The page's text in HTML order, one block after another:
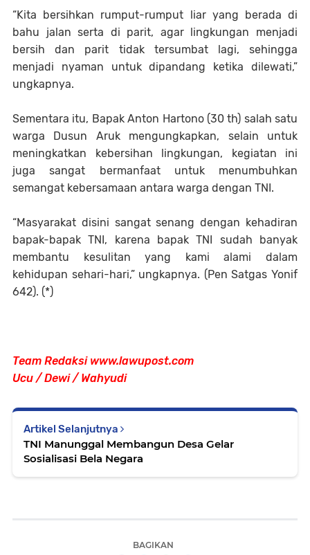
“Kita bersihkan rumput-rumput liar yang berada di
bahu jalan serta di parit, agar lingkungan menjadi
bersih dan parit tidak tersumbat lagi, sehingga
menjadi nyaman untuk dipandang ketika dilewati,”
ungkapnya.
Sementara itu, Bapak Anton Hartono (30 th) salah satu
warga Dusun Aruk mengungkapkan, selain untuk
meningkatkan kebersihan lingkungan, kegiatan ini
juga sangat bermanfaat untuk menumbuhkan
semangat kebersamaan antara warga dengan TNI.
“Masyarakat disini sangat senang dengan kehadiran
bapak-bapak TNI, karena bapak TNI sudah banyak
membantu kesulitan yang kami alami dalam
kehidupan sehari-hari,” ungkapnya. (Pen Satgas Yonif
642). (*)
Team Redaksi www.lawupost.com
Ucu / Dewi / Wahyudi
Artikel Selanjutnya
TNI Manunggal Membangun Desa Gelar
Sosialisasi Bela Negara
BAGIKAN